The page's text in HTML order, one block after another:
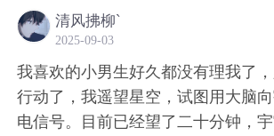
清风拂柳`
2025-09-03
我喜欢的小男生好久都没有理我了
行动了，我遥望星空，试图用大脑
电信号。目前已经望了二十分钟，